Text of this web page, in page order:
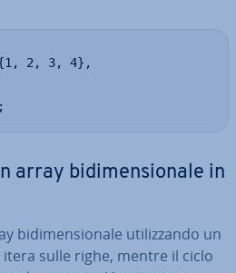
2, 3, 4},
array bi­di­men­sio­na­le in
bi­di­men­sio­na­le uti­liz­zan­do un
sulle righe, mentre il ciclo